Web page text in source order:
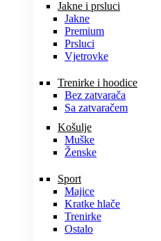
Jakne i prsluci
Jakne
Premium
Prsluci
Vjetrovke
Trenirke i hoodice
Bez zatvarača
Sa zatvaračem
Košulje
Muške
Ženske
Sport
Majice
Kratke hlače
Trenirke
Ostalo